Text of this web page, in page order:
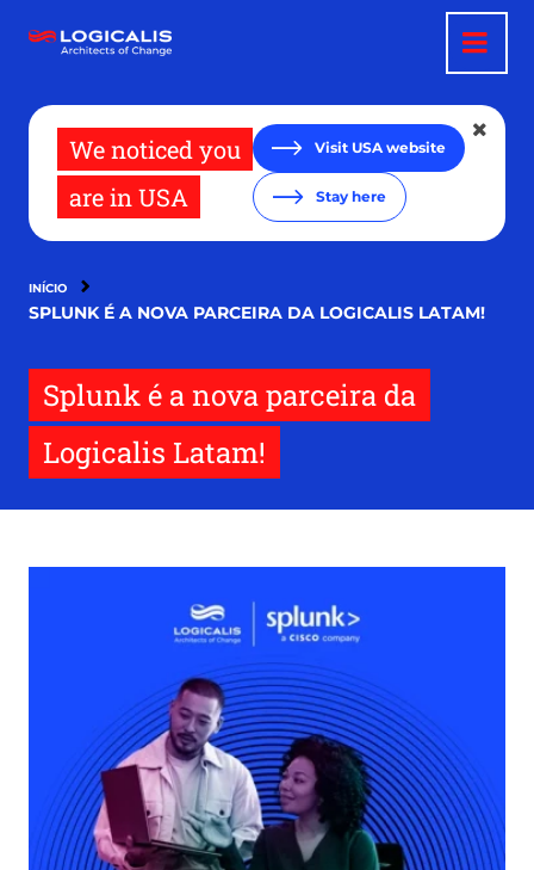
para
We noticed you
are in USA
Visit USA website
Stay here
INÍCIO
SPLUNK É A NOVA PARCEIRA DA LOGICALIS LATAM!
Splunk é a nova parceira da
Logicalis Latam!